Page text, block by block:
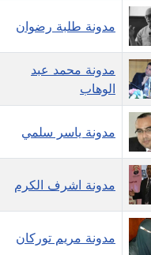
عاملة
مدونة خالد عويس
عاملة
مدونة خالد منير
عاملة
مدونة خليل السيد
عاملة
مدونة خولة سعيدان
عاملة
مدونة طلبة رضوان
مدونة محمد عبد
الوهاب
مدونة ياسر سلمي
مدونة اشرف الكرم
مدونة مريم توركان